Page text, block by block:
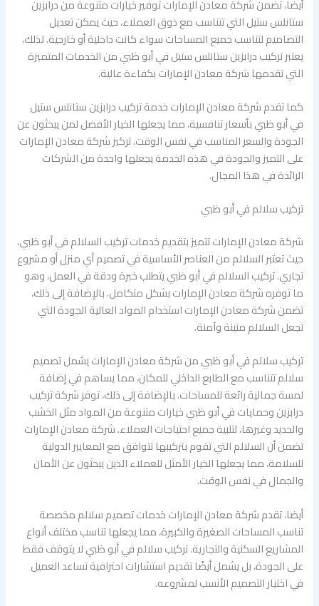
أيضا، تضمن شركة معادن الإمارات توفير خيارات متنوعة من درابزين
ستانلس ستيل التي تتناسب مع ذوق العملاء، حيث يمكن تعديل
التصاميم لتناسب جميع المساحات سواء كانت داخلية أو خارجية. لذلك،
يعتبر تركيب درابزين ستانلس ستيل في أبو ظبي من الخدمات المتميزة
التي تقدمها شركة معادن الإمارات بكفاءة عالية.
كما تقدم شركة معادن الإمارات خدمة تركيب درابزين ستانلس ستيل
في أبو ظبي بأسعار تنافسية، مما يجعلها الخيار الأفضل لمن يبحثون عن
الجودة والسعر المناسب في نفس الوقت. تركيز شركة معادن الإمارات
على التميز والجودة في هذه الخدمة يجعلها واحدة من الشركات
الرائدة في هذا المجال.
تركيب سلالم في أبو ظبي
شركة معادن الإمارات تتميز بتقديم خدمات تركيب السلالم في أبو ظبي،
حيث تعتبر السلالم من العناصر الأساسية في تصميم أي منزل أو مشروع
تجاري. تركيب السلالم في أبو ظبي يتطلب خبرة ودقة في العمل، وهو
ما توفره شركة معادن الإمارات بشكل متكامل. بالإضافة إلى ذلك،
تضمن شركة معادن الإمارات استخدام المواد العالية الجودة التي
تجعل السلالم متينة وآمنة.
تركيب سلالم في أبو ظبي من شركة معادن الإمارات يشمل تصميم
سلالم تتناسب مع الطابع الداخلي للمكان، مما يساهم في إضافة
لمسة جمالية رائعة للمساحات. بالإضافة إلى ذلك، توفر شركة تركيب
درابزين وحمايات في أبو ظبي خيارات متنوعة من المواد مثل الخشب
والحديد وغيرها، لتلبية جميع احتياجات العملاء. شركة معادن الإمارات
تضمن أن السلالم التي تقوم بتركيبها تتوافق مع المعايير الدولية
للسلامة، مما يجعلها الخيار الأمثل للعملاء الذين يبحثون عن الأمان
والجمال في نفس الوقت.
أيضا، تقدم شركة معادن الإمارات خدمات تصميم سلالم مخصصة
تناسب المساحات الصغيرة والكبيرة، مما يجعلها تناسب مختلف أنواع
المشاريع السكنية والتجارية. تركيب سلالم في أبو ظبي لا يتوقف فقط
على الجودة، بل يشمل أيضًا تقديم استشارات احترافية تساعد العميل
في اختيار التصميم الأنسب لمشروعه.